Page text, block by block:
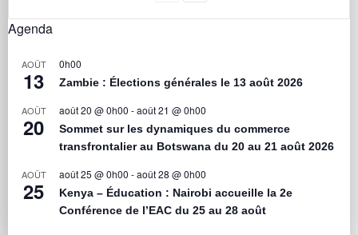
Agenda
AOÛT
13
0h00
Zambie : Élections générales le 13 août 2026
AOÛT
20
août 20 @ 0h00 -août 21 @ 0h00
Sommet sur les dynamiques du commerce
transfrontalier au Botswana du 20 au 21 août 2026
AOÛT
25
août 25 @ 0h00 -août 28 @ 0h00
Kenya – Éducation : Nairobi accueille la 2e
Conférence de l’EAC du 25 au 28 août